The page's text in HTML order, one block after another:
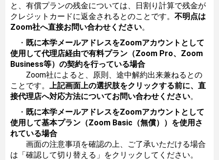
と、有償プランの残金については、日割り計算で残金が
クレジットカードに返金されるとのことです。不明点は
Zoom社へ直接お問い合わせください。
・ 既に本学メールアドレスをZoomアカウントとして
使用して代理店経由で有料プラン（Zoom Pro、Zoom
Business等）の契約を行っている場合
Zoom社によると、原則、途中解約出来兼ねるとの
ことです。上記画面上の選択肢をクリックする前に、直
接代理店へ対応方法についてお問い合わせください。
・ 既に本学メールアドレスをZoomアカウントとして
使用して基本プラン（Zoom Basic（無償））を使用さ
れている場合
画面の注意事項を確認の上、ご了承いただける場合
は「確認して切り替える」をクリックしてください。